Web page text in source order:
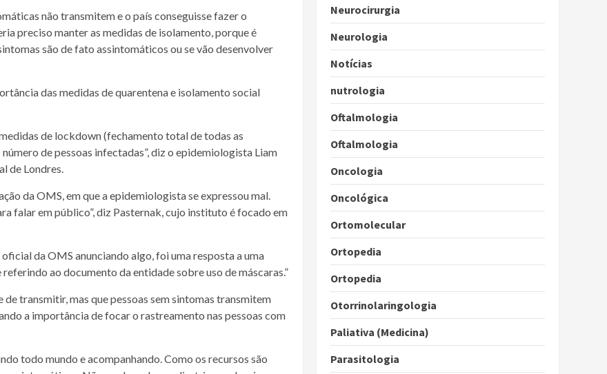
não transmitem e o país conseguisse fazer o
preciso manter as medidas de isolamento, porque é
são de fato assintomáticos ou se vão desenvolver
das medidas de quarentena e isolamento social
de lockdown (fechamento total de todas as
de pessoas infectadas”, diz o epidemiologista Liam
de Londres.
da OMS, em que a epidemiologista se expressou mal.
falar em público”, diz Pasternak, cujo instituto é focado em
da OMS anunciando algo, foi uma resposta a uma
ao documento da entidade sobre uso de máscaras.”
transmitir, mas que pessoas sem sintomas transmitem
a importância de focar o rastreamento nas pessoas com
todo mundo e acompanhando. Como os recursos são
Neurocirurgia
Neurologia
Notícias
nutrologia
Oftalmologia
Oftalmologia
Oncologia
Oncológica
Ortomolecular
Ortopedia
Ortopedia
Otorrinolaringologia
Paliativa (Medicina)
Parasitologia